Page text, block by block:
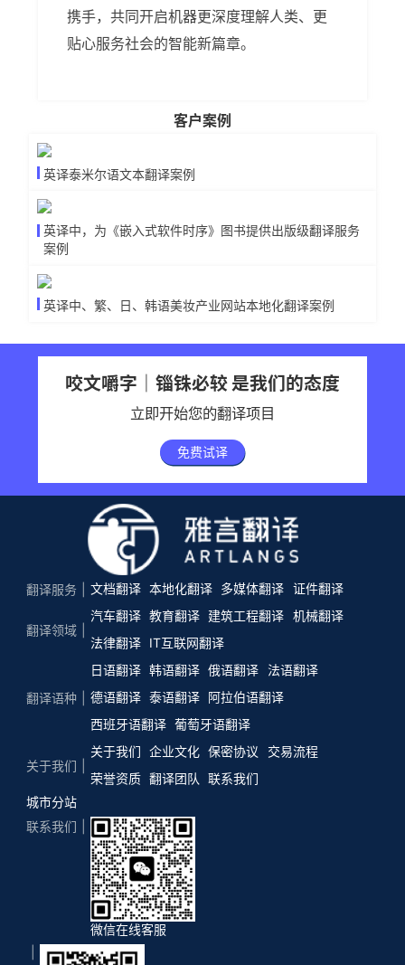
携手，共同开启机器更深度理解人类、更
贴心服务社会的智能新篇章。
客户案例
英译泰米尔语文本翻译案例
英译中，为《嵌入式软件时序》图书提供出版级翻译服务
案例
英译中、繁、日、韩语美妆产业网站本地化翻译案例
咬文嚼字｜锱铢必较 是我们的态度
立即开始您的翻译项目
免费试译
翻译服务 文档翻译 本地化翻译 多媒体翻译 证件翻译
翻译领域
汽车翻译 教育翻译 建筑工程翻译 机械翻译
法律翻译
IT互联网翻译
翻译语种
日语翻译 韩语翻译 俄语翻译
法语翻译
德语翻译 泰语翻译 阿拉伯语翻译
西班牙语翻译 葡萄牙语翻译
关于我们
关于我们 企业文化 保密协议
交易流程
荣誉资质 翻译团队
联系我们
城市分站
联系我们
微信在线客服